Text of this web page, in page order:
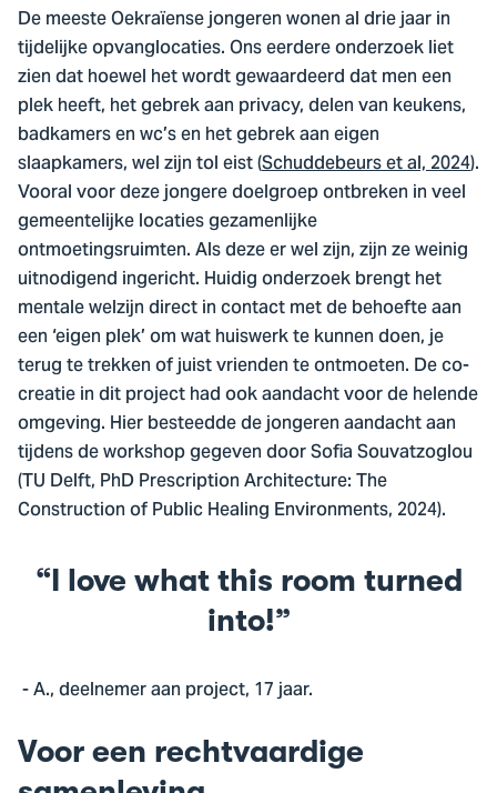
De meeste Oekraïense jongeren wonen al drie jaar in
tijdelijke opvanglocaties. Ons eerdere onderzoek liet
zien dat hoewel het wordt gewaardeerd dat men een
plek heeft, het gebrek aan privacy, delen van keukens,
badkamers en wc’s en het gebrek aan eigen
slaapkamers, wel zijn tol eist (Schuddebeurs et al, 2024).
Vooral voor deze jongere doelgroep ontbreken in veel
gemeentelijke locaties gezamenlijke
ontmoetingsruimten. Als deze er wel zijn, zijn ze weinig
uitnodigend ingericht. Huidig onderzoek brengt het
mentale welzijn direct in contact met de behoefte aan
een ‘eigen plek’ om wat huiswerk te kunnen doen, je
terug te trekken of juist vrienden te ontmoeten. De co-
creatie in dit project had ook aandacht voor de helende
omgeving. Hier besteedde de jongeren aandacht aan
tijdens de workshop gegeven door Sofia Souvatzoglou
(TU Delft, PhD Prescription Architecture: The
Construction of Public Healing Environments, 2024).
I love what this room turned
into!
- A., deelnemer aan project, 17 jaar.
Voor een rechtvaardige